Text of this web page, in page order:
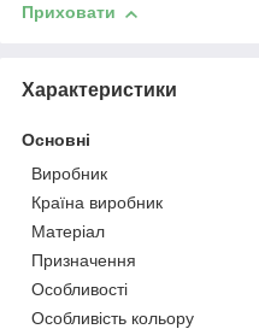
Приховати
Характеристики
Основні
Виробник
Країна виробник
Матеріал
Призначення
Особливості
Особливість кольору